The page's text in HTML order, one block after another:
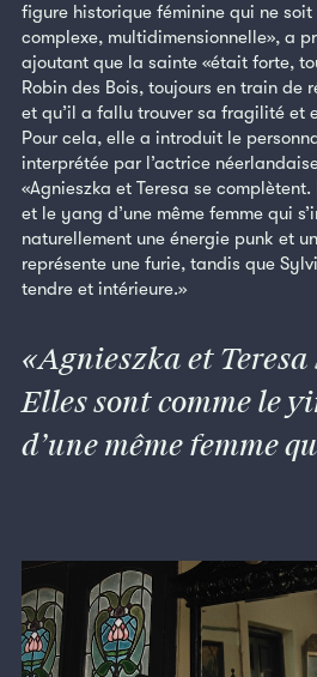
figure historique féminine qui ne
complexe, multidimensionnelle», a
ajoutant que la sainte «était forte,
Robin des Bois, toujours en train de
et qu’il a fallu trouver sa fragilité et
Pour cela, elle a introduit le
interprétée par l’actrice
«Agnieszka et Teresa se
et le yang d’une même femme qui
naturellement une énergie punk et
représente une furie, tandis que
tendre et intérieure.»
Agnieszka et Teresa
Elles sont comme le
d’une même femme